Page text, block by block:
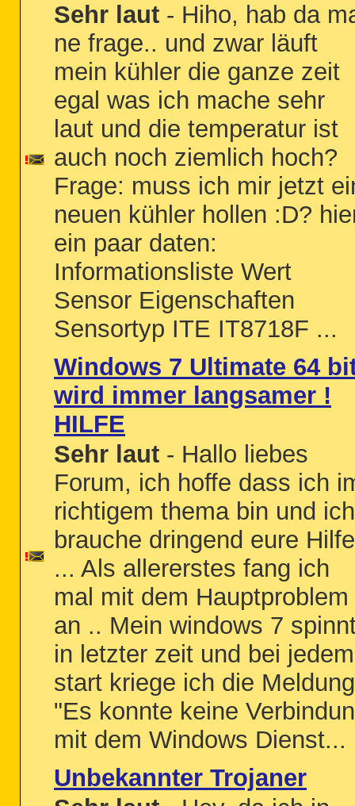
Sehr laut - Hiho, hab da
ne frage.. und zwar läuft
mein kühler die ganze zeit
egal was ich mache sehr
laut und die temperatur ist
auch noch ziemlich hoch?
Frage: muss ich mir jetzt
neuen kühler hollen :D?
ein paar daten:
Informationsliste Wert
Sensor Eigenschaften
Sensortyp ITE IT8718F ...
Windows 7 Ultimate 64
wird immer langsamer !
HILFE
Sehr laut - Hallo liebes
Forum, ich hoffe dass ich
richtigem thema bin und ich
brauche dringend eure Hilfe
... Als allererstes fang ich
mal mit dem Hauptproblem
an .. Mein windows 7
in letzter zeit und bei jedem
start kriege ich die Meldung
"Es konnte keine
mit dem Windows Dienst...
Unbekannter Trojaner